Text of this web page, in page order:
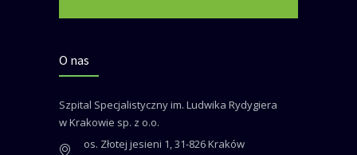
O nas
Szpital Specjalistyczny im. Ludwika Rydygiera
w Krakowie sp. z o.o.
os. Złotej jesieni 1, 31-826 Kraków